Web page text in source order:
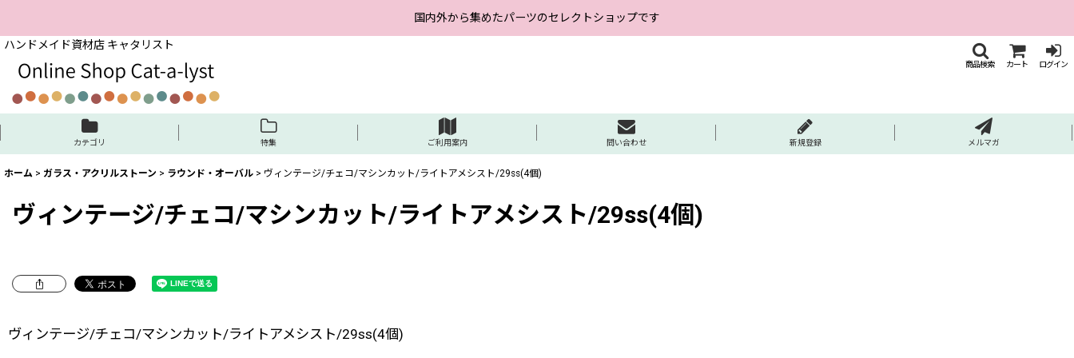
国内外から集めたパーツのセレクトショップです
ハンドメイド資材店 キャタリスト
商品検索 カート ログイン
カテゴリ 特集 ご利用案内 問い合わせ 新規登録 メルマガ
ホーム > ガラス・アクリルストーン > ラウンド・オーバル > ヴィンテージ/チェコ/マシンカット/ライトアメシスト/29ss(4個)
ヴィンテージ/チェコ/マシンカット/ライトアメシスト/29ss(4個)
ヴィンテージ/チェコ/マシンカット/ライトアメシスト/29ss(4個)